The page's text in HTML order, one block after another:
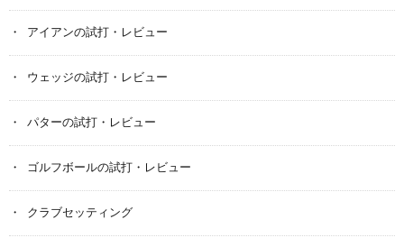
アイアンの試打・レビュー
ウェッジの試打・レビュー
パターの試打・レビュー
ゴルフボールの試打・レビュー
クラブセッティング